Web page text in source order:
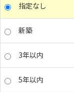
指定なし
新築
3年以内
5年以内